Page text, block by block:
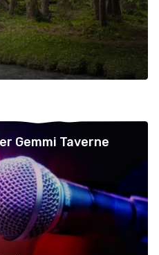
Gemmi Taverne